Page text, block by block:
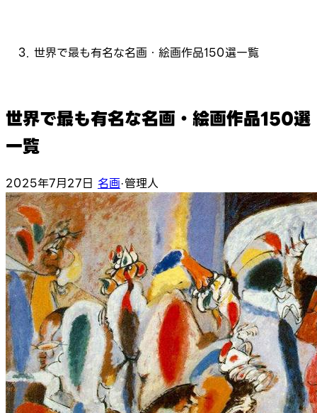
世界で最も有名な名画・絵画作品150選一覧
世界で最も有名な名画・絵画作品150選
一覧
2025年7月27日 名画·管理人